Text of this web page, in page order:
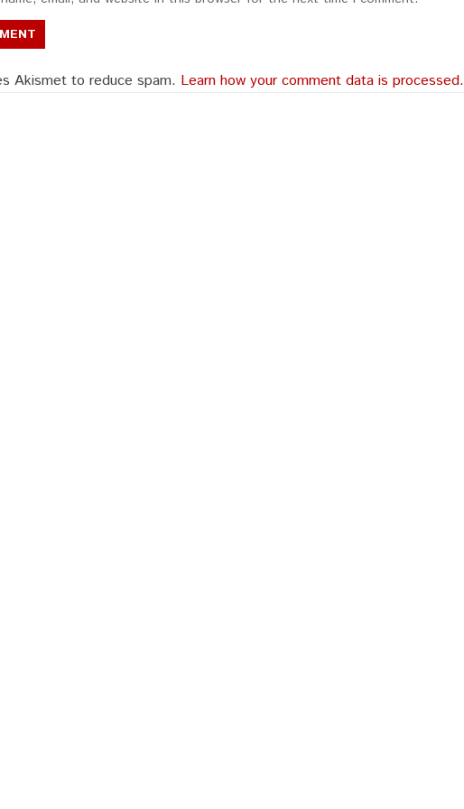
Akismet to reduce spam. Learn how your comment data is processed.